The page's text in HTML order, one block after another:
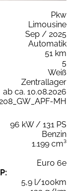
Pkw
Limousine
Sep / 2025
Automatik
51 km
5
Weiß
Zentrallager
ab ca. 10.08.2026
MH
96 kW / 131 PS
Benzin
1.199 cm³
Euro 6e
5,9 l/100km